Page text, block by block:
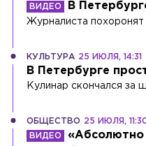
В
Журналиста
КУЛЬТУРА 25 ИЮЛЯ, 14:31
В Петербурге
Кулинар скончался за
ОБЩЕСТВО 25 ИЮЛЯ,
«Абсолютно